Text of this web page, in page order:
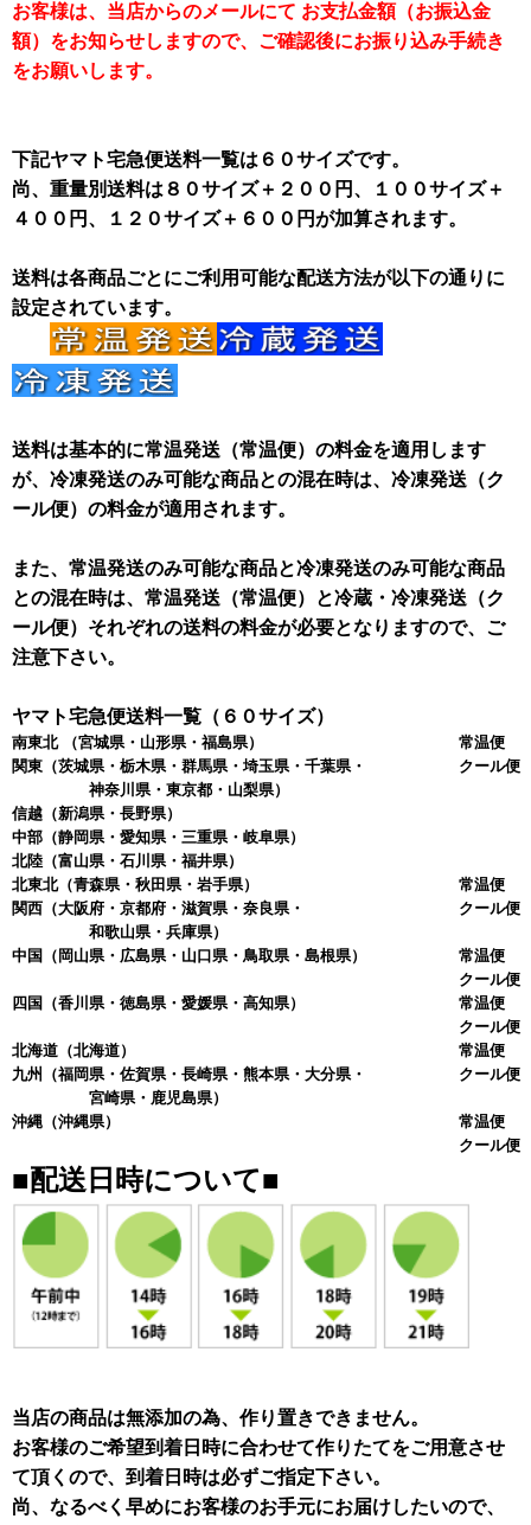
お客様は、当店からのメールにて お支払金額（お振込金
額）をお知らせしますので、ご確認後にお振り込み手続き
をお願いします。
下記ヤマト宅急便送料一覧は６０サイズです。
尚、重量別送料は８０サイズ＋２００円、１００サイズ＋
４００円、１２０サイズ＋６００円が加算されます。
送料は各商品ごとにご利用可能な配送方法が以下の通りに
設定されています。
送料は基本的に常温発送（常温便）の料金を適用します
が、冷凍発送のみ可能な商品との混在時は、冷凍発送（ク
ール便）の料金が適用されます。
また、常温発送のみ可能な商品と冷凍発送のみ可能な商品
との混在時は、常温発送（常温便）と冷蔵・冷凍発送（ク
ール便）それぞれの送料の料金が必要となりますので、ご
注意下さい。
ヤマト宅急便送料一覧（６０サイズ）
南東北
（宮城県・山形県・福島県）
関東 （茨城県・栃木県・群馬県・埼玉県・千葉県・
神奈川県・東京都・山梨県）
信越 （新潟県・長野県）
中部 （静岡県・愛知県・三重県・岐阜県）
北陸 （富山県・石川県・福井県）
常温便
クール便
北東北（青森県・秋田県・岩手県）
関西 （大阪府・京都府・滋賀県・奈良県・
和歌山県・兵庫県）
常温便
クール便
中国 （岡山県・広島県・山口県・鳥取県・島根県）
常温便
クール便
四国
（香川県・徳島県・愛媛県・高知県）
常温便
クール便
北海道 （北海道）
九州
（福岡県・佐賀県・長崎県・熊本県・大分県・
宮崎県・鹿児島県）
常温便
クール便
沖縄 （沖縄県）
常温便
クール便
■配送日時について■
当店の商品は無添加の為、作り置きできません。
お客様のご希望到着日時に合わせて作りたてをご用意させ
て頂くので、到着日時は必ずご指定下さい。
尚、なるべく早めにお客様のお手元にお届けしたいので、